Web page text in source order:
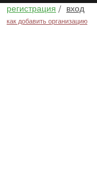
регистрация / вход
как добавить организацию